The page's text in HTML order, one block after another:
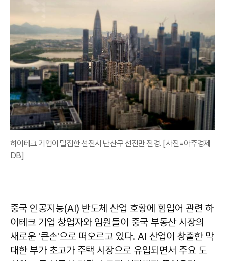
하이테크 기업이 밀집한 선전시 난산구 선전만 전경. [사진=아주경제
DB]
중국 인공지능(AI) 반도체 산업 호황에 힘입어 관련 하
이테크 기업 창업자와 임원들이 중국 부동산 시장의
새로운 '큰손'으로 떠오르고 있다. AI 산업이 창출한 막
대한 부가 초고가 주택 시장으로 유입되면서 주요 도